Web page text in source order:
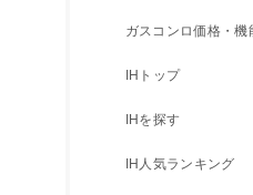
ガスコンロ価格・機
IHトップ
IHを探す
IH人気ランキング